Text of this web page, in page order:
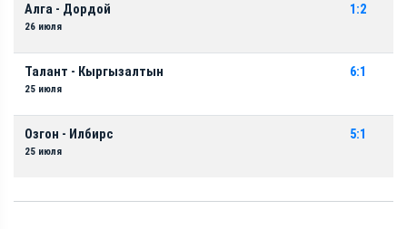
Алга - Дордой
26 июля
1:2
Талант - Кыргызалтын
25 июля
6:1
Озгон - Илбирс
25 июля
5:1